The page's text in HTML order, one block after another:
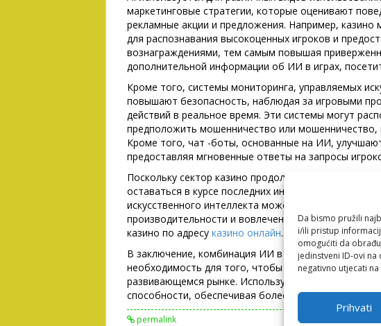
Da bismo pružili
i/ili pristup
omogućiti da
jedinstveni ID-ovi
negativno utjecati
Prihvati
маркетинговые стратегии, которые оценивают
рекламные акции и предложения. Например,
для распознавания высокоценных игроков и
вознаграждениями, тем самым повышая
дополнительной информации об ИИ в играх,
Кроме того, системы мониторинга, управляемых
повышают безопасность, наблюдая за игровыми
действий в реальное время. Эти системы могут
предположить мошенничество или мошенничество,
Кроме того, чат -боты, основанные на ИИ,
предоставляя мгновенные ответы на запросы
Поскольку сектор казино продолжает
оставаться в курсе последних инноваций и
искусственного интеллекта может привести к
производительности и вовлеченности клиентов.
казино по адресу казино онлайн.
В заключение, комбинация ИИ в операциях казино
необходимость для того, чтобы оставаться
развивающемся рынке. Используя ИИ, казино могут
способности, обеспечивая более захватывающую
permalink